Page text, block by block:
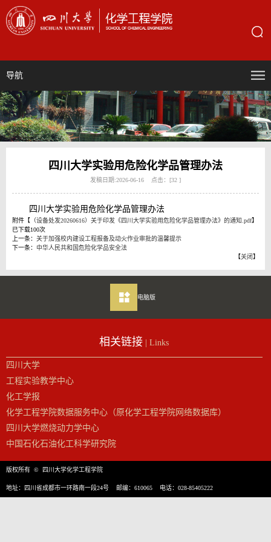
导航
四川大学实验用危险化学品管理办法
发稿日期:2026-06-16 点击：[32 ]
四川大学实验用危险化学品管理办法
附件【 （设备处发20260616）关于印发《四川大学实验用危险化学品管理办法》的通知.pdf】
已下载100次
上一条： 关于加强校内建设工程报备及动火作业审批的温馨提示
下一条： 中华人民共和国危险化学品安全法
【关闭】
电脑版
相关链接 | Links
四川大学
工程实验教学中心
化工学报
化学工程学院数据服务中心（原化学工程学院网络数据库）
四川大学燃烧动力学中心
中国石化石油化工科学研究院
版权所有 © 四川大学化学工程学院
地址：四川省成都市一环路南一段24号 邮编：610065 电话：028-85405222